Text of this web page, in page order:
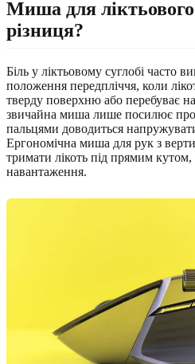
Миша для
різниця?
Біль у ліктьовому суглобі часто
положення передпліччя, коли
тверду поверхню або перебуває
звичайна миша лише посилює
пальцями доводиться
Ергономічна миша для рук з
тримати лікоть під прямим
навантаження.